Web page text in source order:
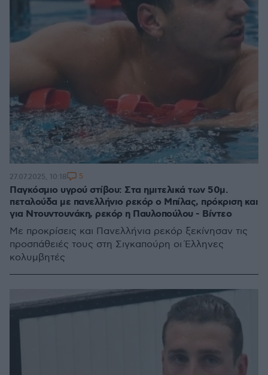
Παγκόσμιο υγρού στίβου: Στα ημιτελικά των 50μ.
πεταλούδα με πανελλήνιο ρεκόρ ο Μπίλας, πρόκριση και
για Ντουντουνάκη, ρεκόρ η Παυλοπούλου - Βίντεο
Με προκρίσεις και Πανελλήνια ρεκόρ ξεκίνησαν τις
προσπάθειές τους στη Σιγκαπούρη οι Έλληνες
κολυμβητές
27.07.2025, 10:18 5